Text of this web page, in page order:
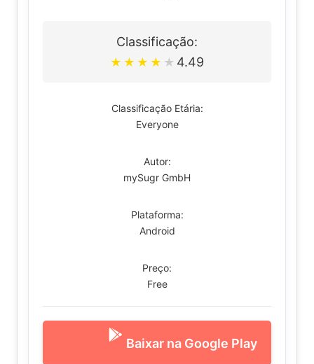
Classificação:
★ ★ ★ ★ ★ 4.49
Classificação Etária:
Everyone
Autor:
mySugr GmbH
Plataforma:
Android
Preço:
Free
Baixar na Google Play